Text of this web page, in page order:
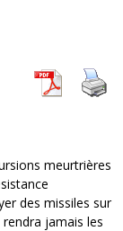
meurtrières
des missiles sur
jamais les